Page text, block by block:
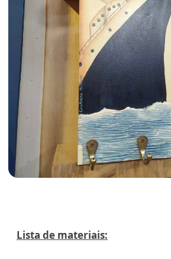
Lista de materiais: